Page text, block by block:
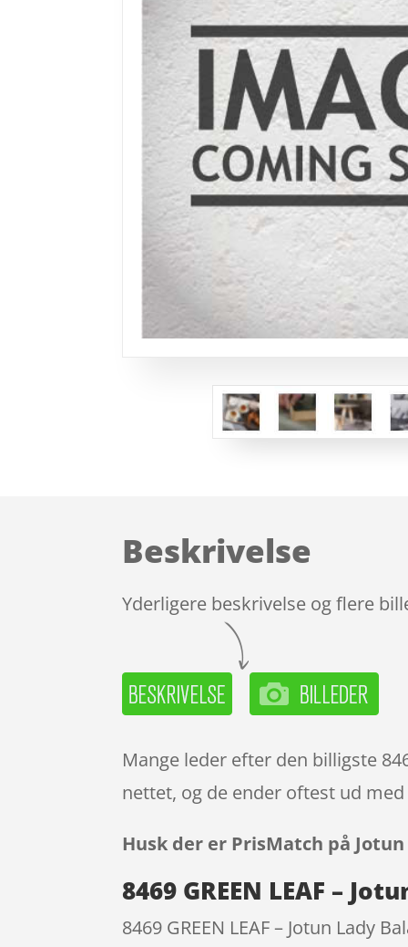
Beskrivelse
Yderligere beskrivelse og flere
Mange leder efter den billigste
nettet, og de ender oftest ud
Husk der er PrisMatch på
8469 GREEN LEAF –
8469 GREEN LEAF – Jotun Lady